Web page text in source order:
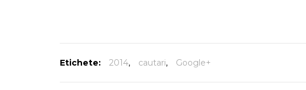
Etichete: 2014, cautari, Google+